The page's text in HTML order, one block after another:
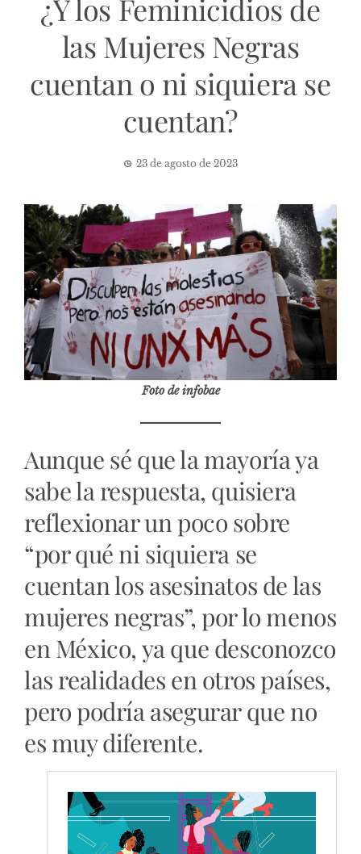
¿Y los Feminicidios de
las Mujeres Negras
cuentan o ni siquiera se
cuentan?
23 de agosto de 2023
Foto de infobae
Aunque sé que la mayoría ya
sabe la respuesta, quisiera
reflexionar un poco sobre
“por qué ni siquiera se
cuentan los asesinatos de las
mujeres negras”, por lo menos
en México, ya que desconozco
las realidades en otros países,
pero podría asegurar que no
es muy diferente.